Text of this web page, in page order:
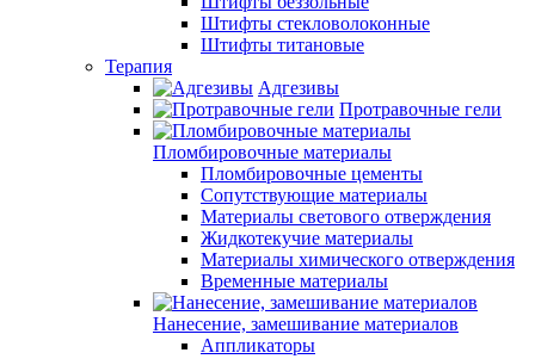
Штифты стекловолоконные
Штифты титановые
Терапия
Адгезивы
Протравочные гели
Пломбировочные материалы
Пломбировочные цементы
Сопутствующие материалы
Материалы светового отверждения
Жидкотекучие материалы
Материалы химического отверждения
Временные материалы
Нанесение, замешивание материалов
Аппликаторы